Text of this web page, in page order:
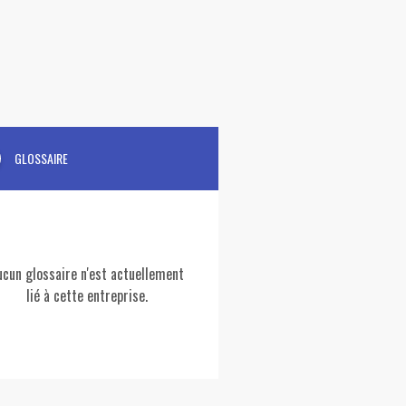
GLOSSAIRE
glossaire n'est actuellement
lié à cette entreprise.